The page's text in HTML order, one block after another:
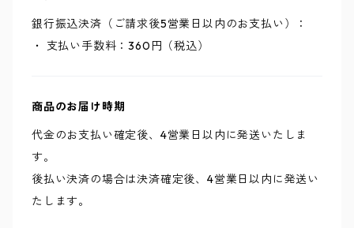
銀行振込決済（ご請求後5営業日以内のお支払い）：
・ 支払い手数料：360円（税込）
商品のお届け時期
代金のお支払い確定後、4営業日以内に発送いたしま
す。
後払い決済の場合は決済確定後、4営業日以内に発送い
たします。